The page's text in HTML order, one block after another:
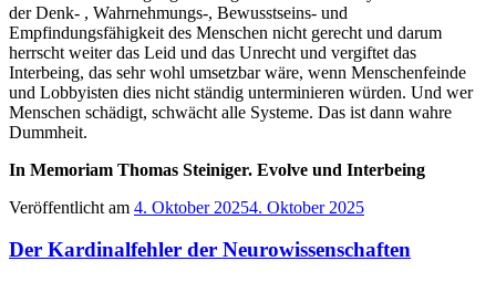
der Denk- , Wahrnehmungs-, Bewusstseins- und
Empfindungsfähigkeit des Menschen nicht gerecht und darum
herrscht weiter das Leid und das Unrecht und vergiftet das
Interbeing, das sehr wohl umsetzbar wäre, wenn Menschenfeinde
und Lobbyisten dies nicht ständig unterminieren würden. Und wer
Menschen schädigt, schwächt alle Systeme. Das ist dann wahre
Dummheit.
In Memoriam Thomas Steiniger. Evolve und Interbeing
Veröffentlicht am 4. Oktober 20254. Oktober 2025
Der Kardinalfehler der Neurowissenschaften